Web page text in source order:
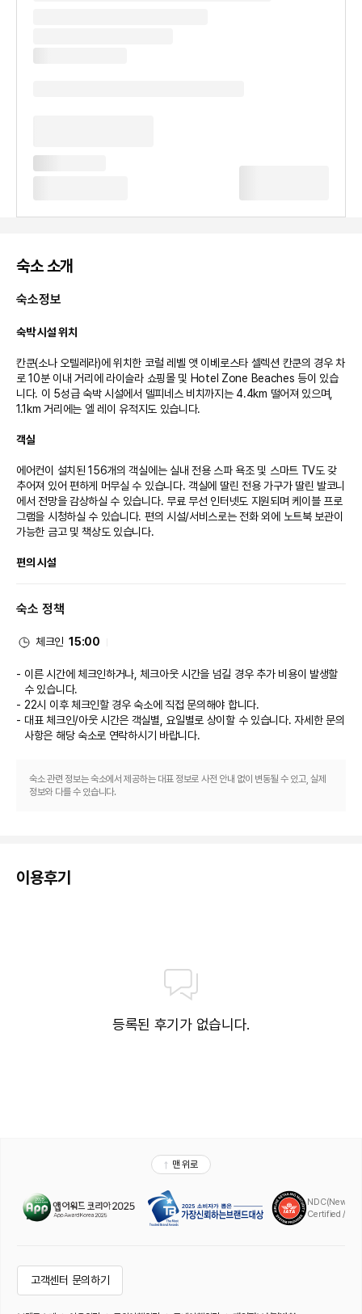
숙소 소개
숙소정보
숙박 시설 위치
칸쿤(소나 오텔레라)에 위치한 코럴 레벨 앳 이베로스타 셀렉션 칸쿤의 경우 차
로 10분 이내 거리에 라이슬라 쇼핑몰 및 Hotel Zone Beaches 등이 있습
니다. 이 5성급 숙박 시설에서 델피네스 비치까지는 4.4km 떨어져 있으며,
1.1km 거리에는 엘 레이 유적지도 있습니다.
객실
에어컨이 설치된 156개의 객실에는 실내 전용 스파 욕조 및 스마트 TV도 갖
추어져 있어 편하게 머무실 수 있습니다. 객실에 딸린 전용 가구가 딸린 발코니
에서 전망을 감상하실 수 있습니다. 무료 무선 인터넷도 지원되며 케이블 프로
그램을 시청하실 수 있습니다. 편의 시설/서비스로는 전화 외에 노트북 보관이
가능한 금고 및 책상도 있습니다.
편의 시설
에서 럭셔리한 분위기를 맘껏 즐기실 수 있습니다. 골프 코스에서 라운드를 즐
밖에도 무료 무선 인터넷, 콘시어지 서비스 및 기념품점/신문 가판대도 마련되
식당
이 숙박 시설에는 6 개의 레스토랑 및 커피숍/카페 등이 있으며 이곳에서 간단
한 식사 또는 스낵을 즐기실 수 있어요. 또는 편하게 객실에서 24시간 룸서비
등이 있습니다. 이 숙박 시설에는 행사를 위한 15개의 회의실이 마련되어 있습
니다.
숙소 정책
체크인 15:00
이른 시간에 체크인하거나, 체크아웃 시간을 넘길 경우 추가 비용이 발생할
수 있습니다.
22시 이후 체크인할 경우 숙소에 직접 문의해야 합니다.
대표 체크인/아웃 시간은 객실별, 요일별로 상이할 수 있습니다. 자세한 문의
사항은 해당 숙소로 연락하시기 바랍니다.
숙소 관련 정보는 숙소에서 제공하는 대표 정보로 사전 안내 없이 변동될 수 있고, 실제
정보와 다를 수 있습니다.
이용후기
등록된 후기가 없습니다.